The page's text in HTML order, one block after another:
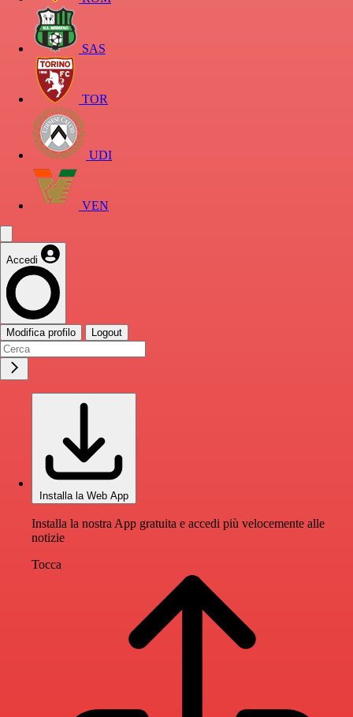
SAS
TOR
UDI
VEN
Accedi
Modifica profilo Logout
Installa la Web App
Installa la nostra App gratuita e accedi più velocemente alle
notizie
Tocca